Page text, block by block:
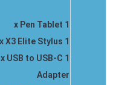
1 x Pen Tablet
1 x X3 Elite Stylus
1 x USB to USB-C
Adapter